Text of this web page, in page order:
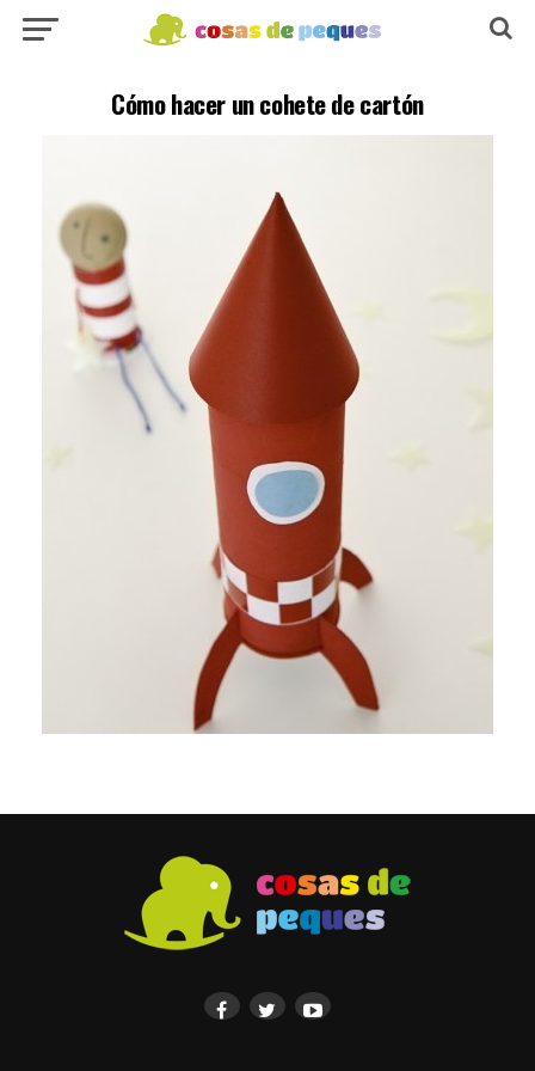
Cómo hacer un cohete de cartón